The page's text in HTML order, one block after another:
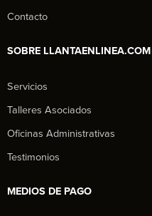
Contacto
SOBRE LLANTAENLINEA.COM
Servicios
Talleres Asociados
Oficinas Administrativas
Testimonios
MEDIOS DE PAGO